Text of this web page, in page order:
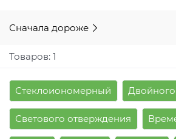
Сначала дороже
Товаров: 1
Стеклоиономерный
Светового отверждения